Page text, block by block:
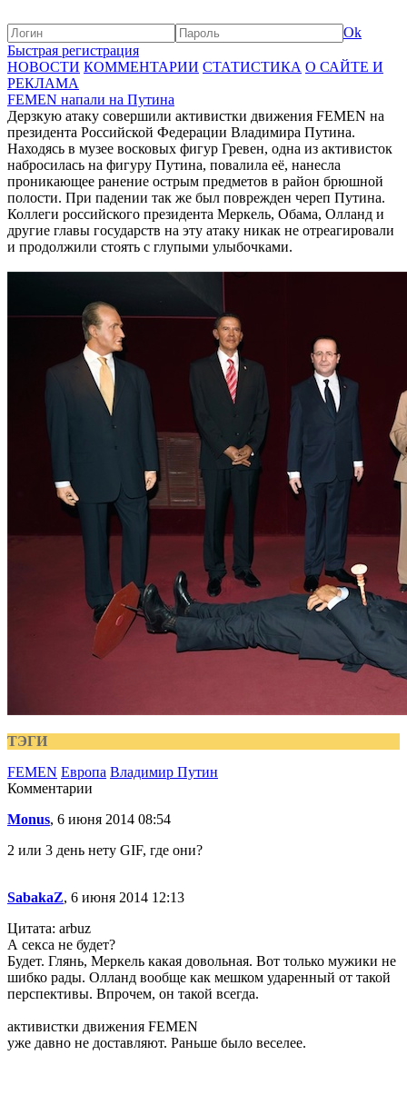
Ok
Быстрая регистрация
НОВОСТИ КОММЕНТАРИИ СТАТИСТИКА О САЙТЕ И
РЕКЛАМА
FEMEN напали на Путина
Дерзкую атаку совершили активистки движения FEMEN на
президента Российской Федерации Владимира Путина.
Находясь в музее восковых фигур Гревен, одна из активисток
набросилась на фигуру Путина, повалила её, нанесла
проникающее ранение острым предметов в район брюшной
полости. При падении так же был поврежден череп Путина.
Коллеги российского президента Меркель, Обама, Олланд и
другие главы государств на эту атаку никак не отреагировали
и продолжили стоять с глупыми улыбочками.
ТЭГИ
FEMEN Европа Владимир Путин
Комментарии
Monus, 6 июня 2014 08:54
2 или 3 день нету GIF, где они?
SabakaZ, 6 июня 2014 12:13
Цитата: arbuz
А секса не будет?
Будет. Глянь, Меркель какая довольная. Вот только мужики не
шибко рады. Олланд вообще как мешком ударенный от такой
перспективы. Впрочем, он такой всегда.
активистки движения FEMEN
уже давно не доставляют. Раньше было веселее.